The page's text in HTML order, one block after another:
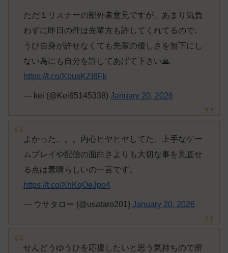
ただ１リスナーの部外者意見ですが、あまり気負
わずに昨日の件は先輩方も許してくれてるので､
うひ自身が許せなくても先輩の優しさを無下にし
ない為にも自分を許してあげて下さい🙏
https://t.co/XbusKZI8Fk
— kei (@Kei65145338) January 20, 2026
よかった。。。内心ヒヤヒヤしてた。上手なゲー
ムプレイや配信の面白さよりも大切な事を見直せ
る点は素晴らしいの一言です。
https://t.co/XhKqOeJpo4
— ウサタロー (@usataro201) January 20, 2026
せんどうゆうひを応援したいと思う気持ちので所